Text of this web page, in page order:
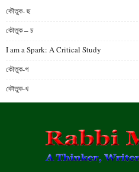
কৌতুক- ছ
কৌতুক – চ
I am a Spark: A Critical Study
কৌতুক-গ
কৌতুক-খ